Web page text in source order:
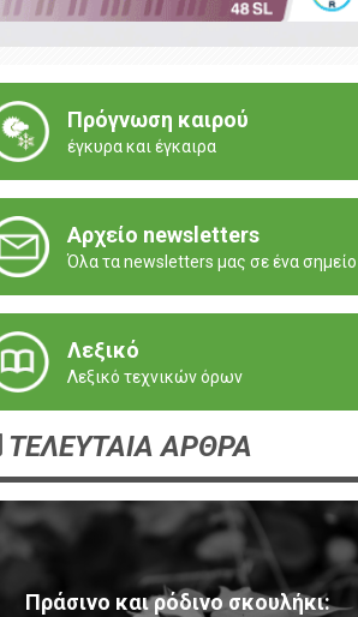
Πρόγνωση καιρού
έγκυρα και έγκαιρα
Αρχείο newsletters
Όλα τα newsletters μας σε ένα σημείο
Λεξικό
Λεξικό τεχνικών όρων
ΤΕΛΕΥΤΑΙΑ ΑΡΘΡΑ
Πράσινο και ρόδινο σκουλήκι: